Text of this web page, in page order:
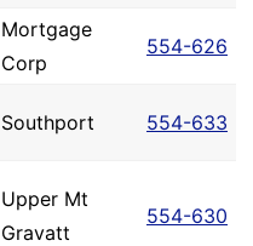
Mortgage
Corp
554-626
Southport 554-633
Upper Mt
Gravatt
554-630